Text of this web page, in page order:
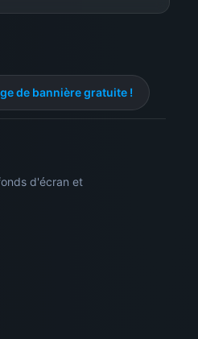
de bannière gratuite !
d'écran et